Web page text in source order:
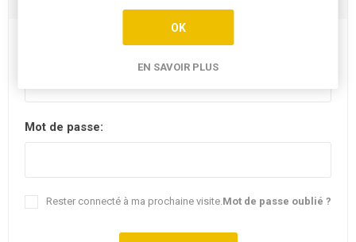
Mot de passe:
Mot de passe oublié ?
Rester connecté à ma prochaine visite.
OK
EN SAVOIR PLUS